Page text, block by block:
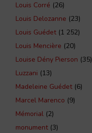
Louis Corré (26)
Louis Delozanne (23)
Louis Guédet(1 252)
Louis Mencière (20)
Louise Dény Pierson (35)
Luzzani (13)
Madeleine Guédet(6)
Marcel Marenco (9)
Mémorial (2)
monument(3)